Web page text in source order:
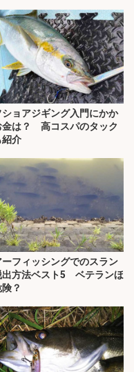
ショアジギング入門にかか
金は？ 高コスパのタック
紹介
ーフィッシングでのスラン
出方法ベスト5 ベテランほ
？